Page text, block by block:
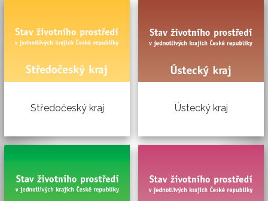
Středočeský kraj Ústecký kraj